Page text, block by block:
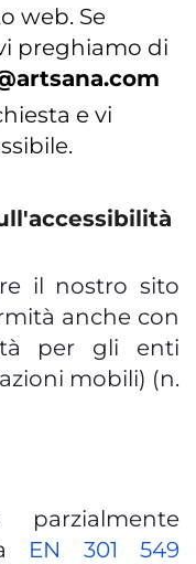
web. Se
preghiamo di
e vi
il nostro sito
anche con
per gli enti
mobili) (n.
EN 301 549